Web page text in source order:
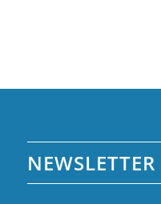
NEWSLETTER